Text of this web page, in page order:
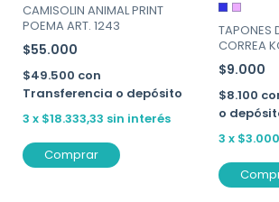
CAMISOLIN ANIMAL PRINT
POEMA ART. 1243
$55.000
$49.500 con
Transferencia o depósito
3 x $18.333,33 sin interés
Comprar
TAPONES
CORREA
$9.000
$8.100
o
3 x $3.000